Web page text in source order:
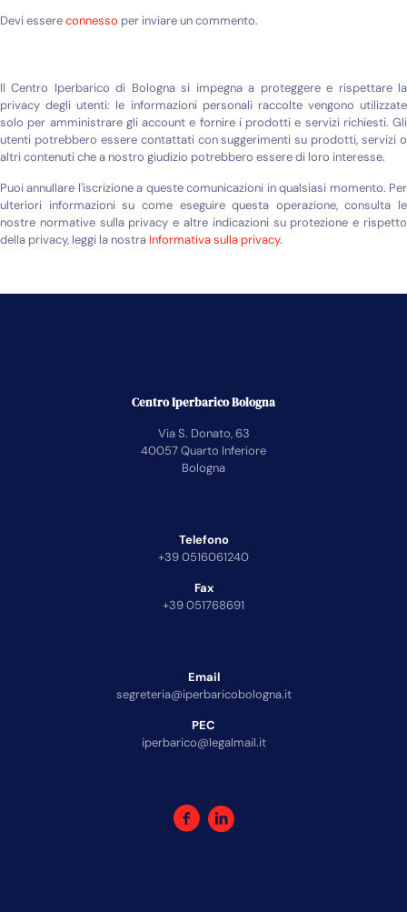
Devi essereconnesso per inviare un commento.
Il Centro Iperbarico di Bologna si impegna a proteggere e rispettare la
privacy degli utenti: le informazioni personali raccolte vengono utilizzate
solo per amministrare gli account e fornire i prodotti e servizi richiesti. Gli
utenti potrebbero essere contattati con suggerimenti su prodotti, servizi o
altri contenuti che a nostro giudizio potrebbero essere di loro interesse.
Puoi annullare l'iscrizione a queste comunicazioni in qualsiasi momento. Per
ulteriori informazioni su come eseguire questa operazione, consulta le
nostre normative sulla privacy e altre indicazioni su protezione e rispetto
della privacy, leggi la nostra Informativa sulla privacy.
Centro Iperbarico Bologna
Via S. Donato, 63
40057 Quarto Inferiore
Bologna
Telefono
+39 0516061240
Fax
+39 051768691
Email
segreteria@iperbaricobologna.it
PEC
iperbarico@legalmail.it